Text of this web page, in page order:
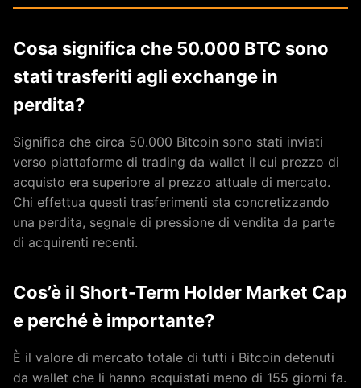
Cosa significa che 50.000 BTC sono
stati trasferiti agli exchange in
perdita?
Significa che circa 50.000 Bitcoin sono stati inviati
verso piattaforme di trading da wallet il cui prezzo di
acquisto era superiore al prezzo attuale di mercato.
Chi effettua questi trasferimenti sta concretizzando
una perdita, segnale di pressione di vendita da parte
di acquirenti recenti.
Cos’è il Short-Term Holder Market Cap
e perché è importante?
È il valore di mercato totale di tutti i Bitcoin detenuti
da wallet che li hanno acquistati meno di 155 giorni fa.